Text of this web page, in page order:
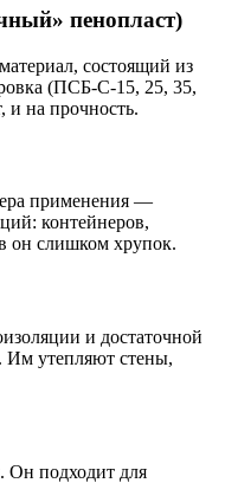
пенопласт)
состоящий из
(ПСБ-С-15, 25, 35,
и на прочность.
применения —
контейнеров,
он слишком хрупок.
и достаточной
Им утепляют стены,
Он подходит для